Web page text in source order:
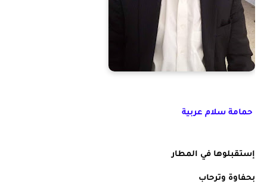
حمامة سلام عربية
إستقبلوها في المطار
بحفاوة وترحاب